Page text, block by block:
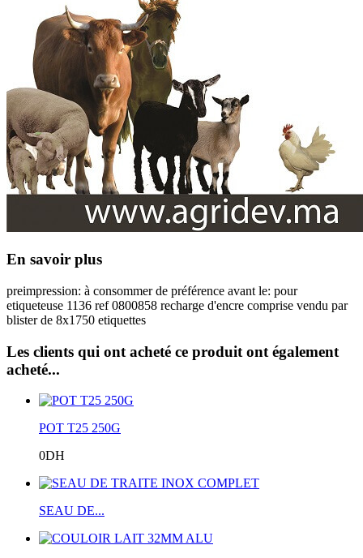
En savoir plus
preimpression: à consommer de préférence avant le: pour
etiqueteuse 1136 ref 0800858 recharge d'encre comprise vendu par
blister de 8x1750 etiquettes
Les clients qui ont acheté ce produit ont également
acheté...
POT T25 250G
0DH
SEAU DE...